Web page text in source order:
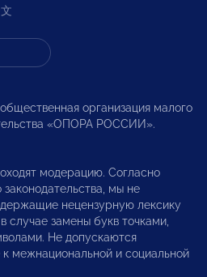
организация малого
«ОПОРА РОССИИ».
модерацию. Согласно
мы не
нецензурную лексику
случае замены букв точками,
Не допускаются
межнациональной и социальной